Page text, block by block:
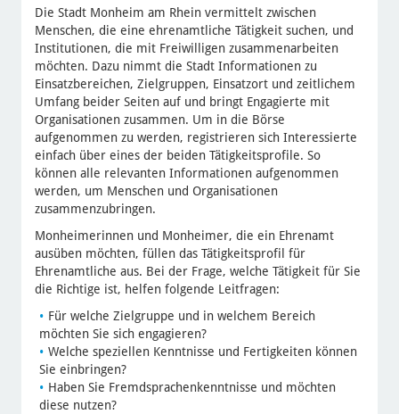
Die Stadt Monheim am Rhein vermittelt zwischen
Menschen, die eine ehrenamtliche Tätigkeit suchen, und
Institutionen, die mit Freiwilligen zusammenarbeiten
möchten. Dazu nimmt die Stadt Informationen zu
Einsatzbereichen, Zielgruppen, Einsatzort und zeitlichem
Umfang beider Seiten auf und bringt Engagierte mit
Organisationen zusammen. Um in die Börse
aufgenommen zu werden, registrieren sich Interessierte
einfach über eines der beiden Tätigkeitsprofile. So
können alle relevanten Informationen aufgenommen
werden, um Menschen und Organisationen
zusammenzubringen.
Monheimerinnen und Monheimer, die ein Ehrenamt
ausüben möchten, füllen das Tätigkeitsprofil für
Ehrenamtliche aus. Bei der Frage, welche Tätigkeit für Sie
die Richtige ist, helfen folgende Leitfragen:
Für welche Zielgruppe und in welchem Bereich
möchten Sie sich engagieren?
Welche speziellen Kenntnisse und Fertigkeiten können
Sie einbringen?
Haben Sie Fremdsprachenkenntnisse und möchten
diese nutzen?